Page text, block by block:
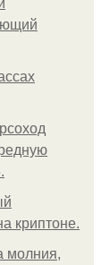
криптоне.
молния,